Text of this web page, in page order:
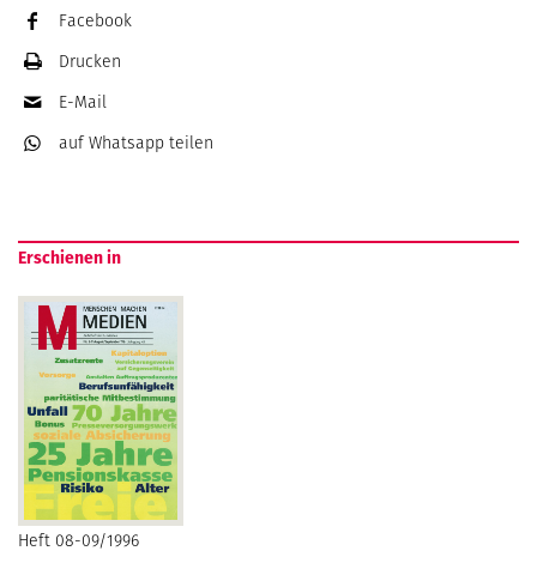
Facebook
Drucken
E-Mail
auf Whatsapp teilen
Erschienen in
Heft 08-09/1996